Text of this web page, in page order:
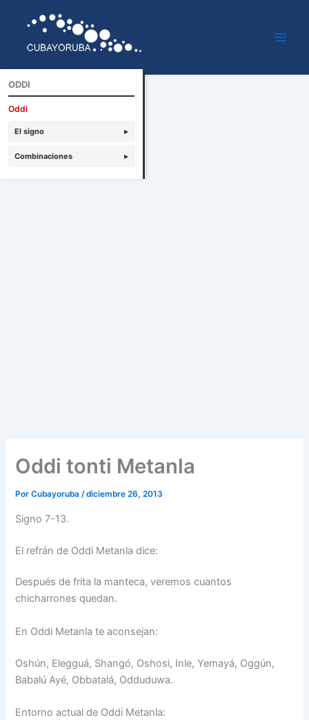
contenido
Oddi tonti Metanla
PorCubayoruba/diciembre 26, 2013
Signo 7-13.
El refrán de Oddi Metanla dice:
Después de frita la manteca, veremos cuantos
chicharrones quedan.
En Oddi Metanla te aconsejan:
Oshún, Elegguá, Shangó, Oshosi, Inle, Yemayá, Oggún,
Babalú Ayé, Obbatalá, Odduduwa.
Entorno actual de Oddi Metanla:
ODDI
Oddi
El signo ▸
Combinaciones ▸